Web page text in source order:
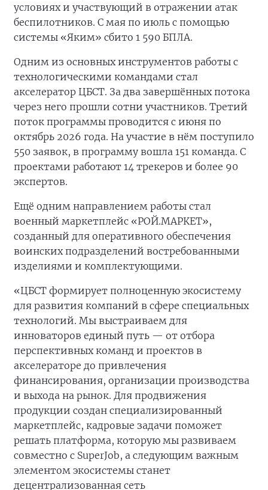
условиях и участвующий в отражении атак
беспилотников. С мая по июль с помощью
системы «Яким» сбито 1 590 БПЛА.
Одним из основных инструментов работы с
технологическими командами стал
акселератор ЦБСТ. За два завершённых потока
через него прошли сотни участников. Третий
поток программы проводится с июня по
октябрь 2026 года. На участие в нём поступило
550 заявок, в программу вошла 151 команда. С
проектами работают 14 трекеров и более 90
экспертов.
Ещё одним направлением работы стал
военный маркетплейс «РОЙ.МАРКЕТ»,
созданный для оперативного обеспечения
воинских подразделений востребованными
изделиями и комплектующими.
«ЦБСТ формирует полноценную экосистему
для развития компаний в сфере специальных
технологий. Мы выстраиваем для
инноваторов единый путь — от отбора
перспективных команд и проектов в
акселераторе до привлечения
финансирования, организации производства
и выхода на рынок. Для продвижения
продукции создан специализированный
маркетплейс, кадровые задачи поможет
решать платформа, которую мы развиваем
совместно с SuperJob, а следующим важным
элементом экосистемы станет
децентрализованная сеть